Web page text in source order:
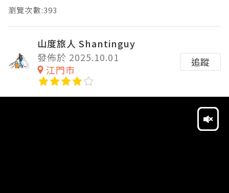
瀏覽次數:393
山度旅人 Shantinguy
發佈於 2025.10.01
江門市
追蹤